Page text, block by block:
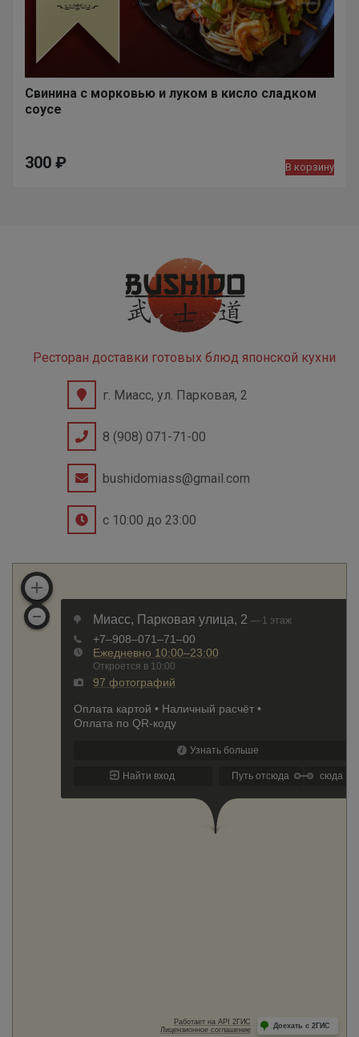
Свинина с морковью и луком в кисло сладком
соусе
300 ₽ В корзину
Ресторан доставки готовых блюд японской кухни
г. Миасс, ул. Парковая, 2
8 (908) 071-71-00
bushidomiass@gmail.com
с 10:00 до 23:00